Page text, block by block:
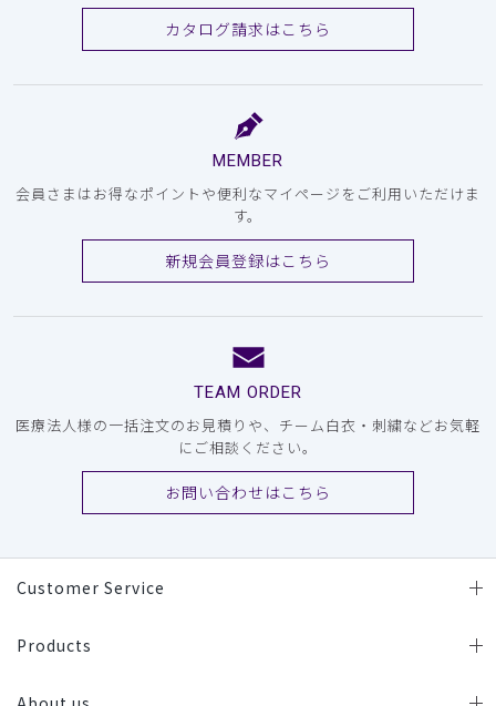
カタログ請求はこちら
MEMBER
会員さまはお得なポイントや便利なマイページをご利用いただけま
す。
新規会員登録はこちら
TEAM ORDER
医療法人様の一括注文のお見積りや、チーム白衣・刺繍などお気軽
にご相談ください。
お問い合わせはこちら
Customer Service
Products